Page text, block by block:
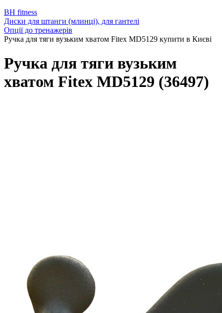
BH fitness
Диски для штанги (млинці), для гантелі
Опції до тренажерів
Ручка для тяги вузьким хватом Fitex MD5129 купити в Києві
Ручка для тяги вузьким
хватом Fitex MD5129 (36497)